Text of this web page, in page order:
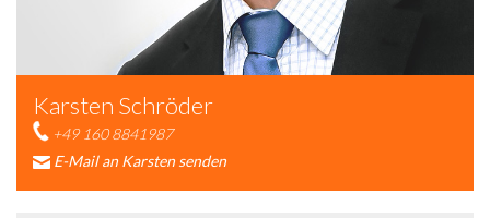
Karsten Schröder
+49 160 8841987
E-Mail an Karsten senden